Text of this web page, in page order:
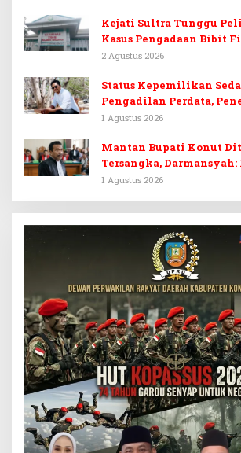
Kejati Sultra Tunggu
Kasus Pengadaan Bibit
2 Agustus 2026
Status Kepemilikan
Pengadilan Perdata,
Tersangka Dr. Ruksamin
1 Agustus 2026
Mantan Bupati Konut
Tersangka, Darmansyah:
Hukumnya Diduga
1 Agustus 2026